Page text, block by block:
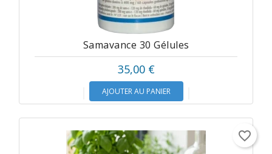
Samavance 30 Gélules
35,00 €
AJOUTER AU PANIER
favorite_border